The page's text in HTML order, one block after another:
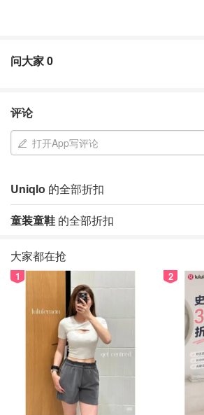
问大家0
评论
打开App写评论
Uniqlo 的全部折扣
童装童鞋 的全部折扣
大家都在抢
1 2